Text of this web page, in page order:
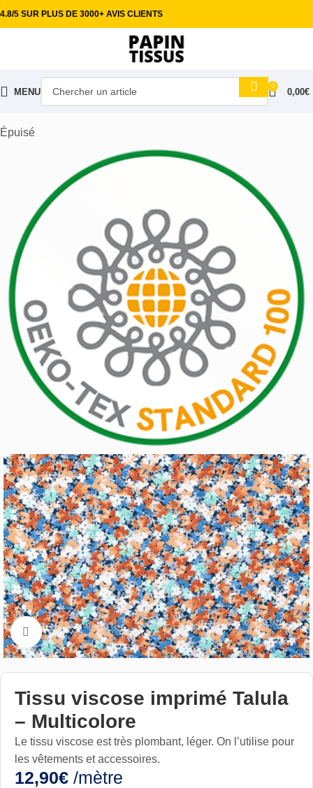
4.8/5 SUR PLUS DE 3000+ AVIS CLIENTS
MENU
0
0,00€
Épuisé
Cliquez pour aggrandir
Tissu viscose imprimé Talula
– Multicolore
Le tissu viscose esttrès plombant, léger. On l’utilise pour
les vêtements et accessoires.
12,90€ /mètre